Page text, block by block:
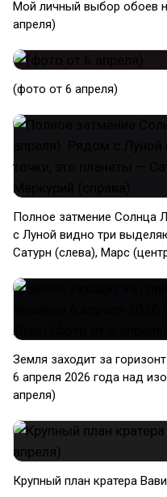
Мой личный выбор обоев
апреля)
(фото от 6 апреля)
Полное затмение Солнца
с Луной видно три
Сатурн (слева), Марс
Земля заходит за
6 апреля 2026 года над
апреля)
Крупный план кратера